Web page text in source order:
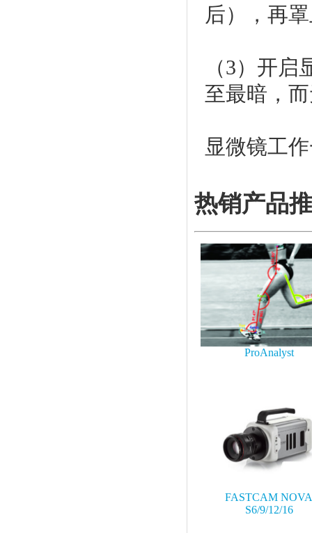
后），再
（3）开
至最暗，
显微镜工
热销产品
ProAnalyst
FASTCAM
S6/9/12/16